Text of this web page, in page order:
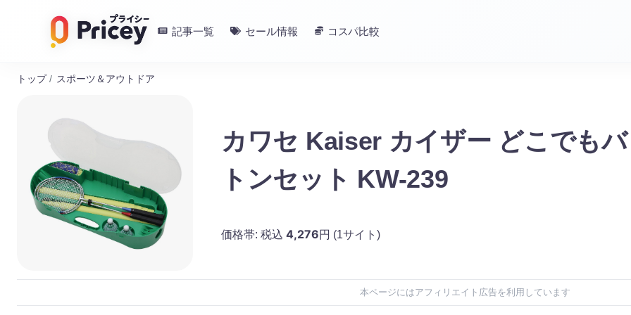
記事一覧 セール情報 コスパ比較
トップ / スポーツ＆アウトドア
カワセ Kaiser カイザー どこでも
トンセット KW-239
価格帯: 税込 4,276円 (1サイト)
本ページにはアフィリエイト広告を利用しています